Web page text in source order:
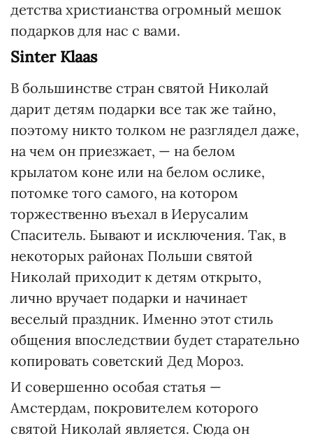
детства христианства огромный мешок
подарков для нас с вами.
Sinter Klaas
В большинстве стран святой Николай
дарит детям подарки все так же тайно,
поэтому никто толком не разглядел даже,
на чем он приезжает, — на белом
крылатом коне или на белом ослике,
потомке того самого, на котором
торжественно въехал в Иерусалим
Спаситель. Бывают и исключения. Так, в
некоторых районах Польши святой
Николай приходит к детям открыто,
лично вручает подарки и начинает
веселый праздник. Именно этот стиль
общения впоследствии будет старательно
копировать советский Дед Мороз.
И совершенно особая статья —
Амстердам, покровителем которого
святой Николай является. Сюда он